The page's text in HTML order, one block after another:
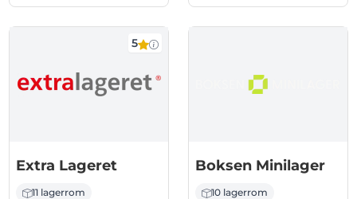
5
Extra Lageret
11 lagerrom
Boksen Minilager
10 lagerrom